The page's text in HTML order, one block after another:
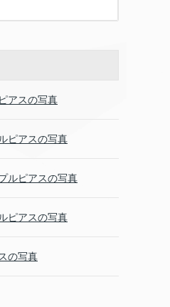
アスの写真
ピアスの写真
ルピアスの写真
ピアスの写真
の写真